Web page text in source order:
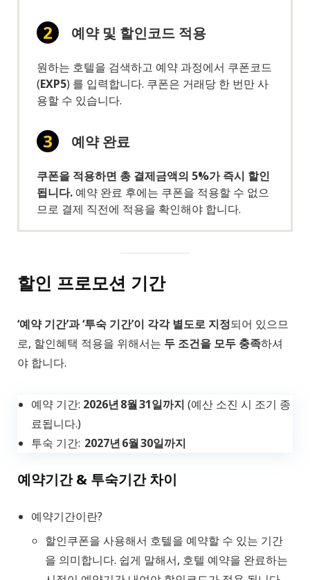
예약 및 할인코드 적용
원하는 호텔을 검색하고 예약 과정에서 쿠폰코드
(EXP5) 를 입력합니다. 쿠폰은 거래당 한 번만 사
용할 수 있습니다.
예약 완료
쿠폰을 적용하면 총 결제금액의 5%가 즉시 할인
됩니다. 예약 완료 후에는 쿠폰을 적용할 수 없으
므로 결제 직전에 적용을 확인해야 합니다.
할인 프로모션 기간
‘예약 기간’과 ‘투숙 기간’이 각각 별도로 지정되어 있으므
로, 할인혜택 적용을 위해서는 두 조건을 모두 충족하셔
야 합니다.
예약 기간: 2026년 8월 31일까지 (예산 소진 시 조기 종
료됩니다.)
투숙 기간: 2027년 6월 30일까지
예약기간 & 투숙기간 차이
예약기간이란?
할인쿠폰을 사용해서 호텔을 예약할 수 있는 기간
을 의미합니다. 쉽게 말해서, 호텔 예약을 완료하는